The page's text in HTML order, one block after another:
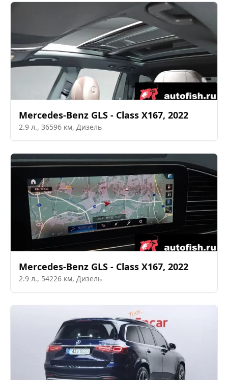
Mercedes-Benz GLS - Class X167, 2022
2.9 л., 36596 км, Дизель
Mercedes-Benz GLS - Class X167, 2022
2.9 л., 54226 км, Дизель